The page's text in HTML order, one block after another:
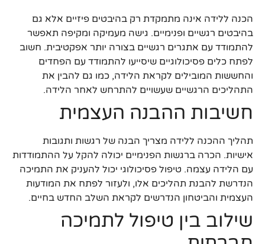
הכנה ללידה אינה מתמקדת רק בהיבטים פיזיים אלא גם
בהיבטים רגשיים ופנימיים. גישה מעמיקה ומקיפה תאפשר
להתמודד עם אתגרים רגשיים בצורה יותר אפקטיבית. חשוב
לפתח כלים פסיכולוגיים שיסייעו להתמודד עם הפחדים
והחששות המובילים לקראת הלידה, כמו גם להבין את
התהליכים הרגשיים שעשויים להתרחש לאחר הלידה.
חשיבות ההבנה העצמית
תהליך ההכנה ללידה מצריך הבנה של רגשות ותגובות
אישיות. הכרה ברגשות הפנימיים יכולה להקל על ההתמודדות
עם הלידה עצמה. טיפול פסיכולוגי יכול להעניק את התמיכה
הנדרשת להבנת תהליכים אלו, ולעזור לפתח את המודעות
העצמית והביטחון הנדרשים לקראת השלב החדש בחיים.
שילוב בין טיפול לתמיכה